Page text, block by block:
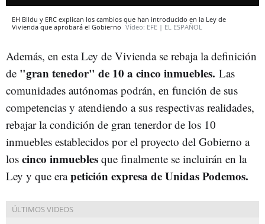
EH Bildu y ERC explican los cambios que han introducido en la Ley de
Vivienda que aprobará el Gobierno Vídeo: EFE | EL ESPAÑOL
Además, en esta Ley de Vivienda se rebaja la definición
de "gran tenedor" de 10 a cinco inmuebles. Las
comunidades autónomas podrán, en función de sus
competencias y atendiendo a sus respectivas realidades,
rebajar la condición de gran tenerdor de los 10
inmuebles establecidos por el proyecto del Gobierno a
los cinco inmuebles que finalmente se incluirán en la
Ley y que erapetición expresa de Unidas Podemos.